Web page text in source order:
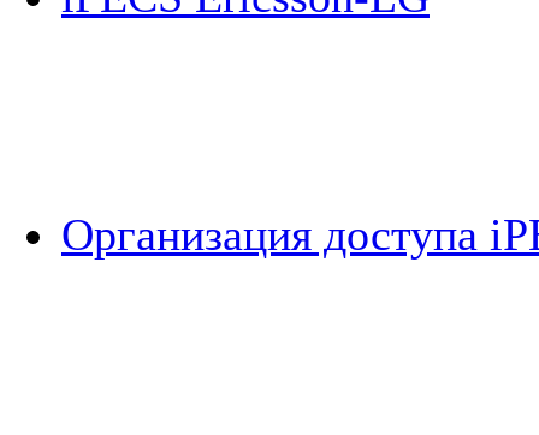
Организация доступа